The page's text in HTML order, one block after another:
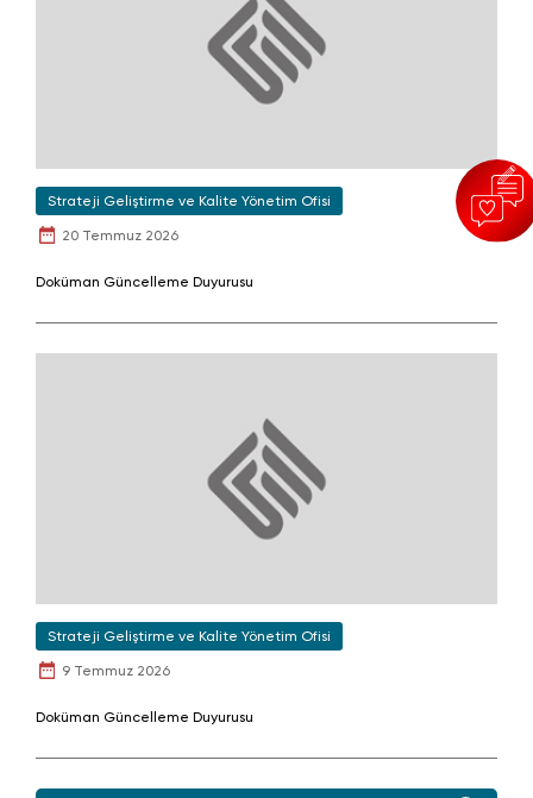
Strateji Geliştirme ve Kalite Yönetim Ofisi
20 Temmuz 2026
Doküman Güncelleme Duyurusu
Strateji Geliştirme ve Kalite Yönetim Ofisi
9 Temmuz 2026
Doküman Güncelleme Duyurusu